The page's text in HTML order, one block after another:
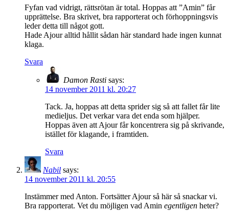
Fyfan vad vidrigt, rättsrötan är total. Hoppas att ”Amin” får
upprättelse. Bra skrivet, bra rapporterat och förhoppningsvis
leder detta till något gott.
Hade Ajour alltid hållit sådan här standard hade ingen kunnat
klaga.
Svara
Damon Rasti says:
14 november 2011 kl. 20:27
Tack. Ja, hoppas att detta sprider sig så att fallet får lite
medieljus. Det verkar vara det enda som hjälper.
Hoppas även att Ajour får koncentrera sig på skrivande,
istället för klagande, i framtiden.
Svara
Nabil says:
14 november 2011 kl. 20:55
Instämmer med Anton. Fortsätter Ajour så här så snackar vi.
Bra rapporterat. Vet du möjligen vad Amin egentligen heter?